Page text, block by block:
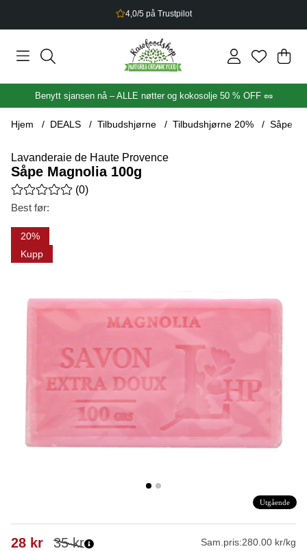
4,0/5 på Trustpilot
.
Benytt sjansen nå – ALLE nøtter og kokosolje 50 % OFF 🥜
Hjem DEALS Tilbudshjørne Tilbudshjørne 20% Såpe
Lavanderaie de Haute Provence
Såpe Magnolia 100g
Gjennomsnittlig rangering 0 av 5 Antall vurderinger 0
(0)
Best før:
Utgående
20
Kupp
Produktbilder Såpe Magnolia 100g
35kr
28 kr Sam.pris:280.00 kr/kg